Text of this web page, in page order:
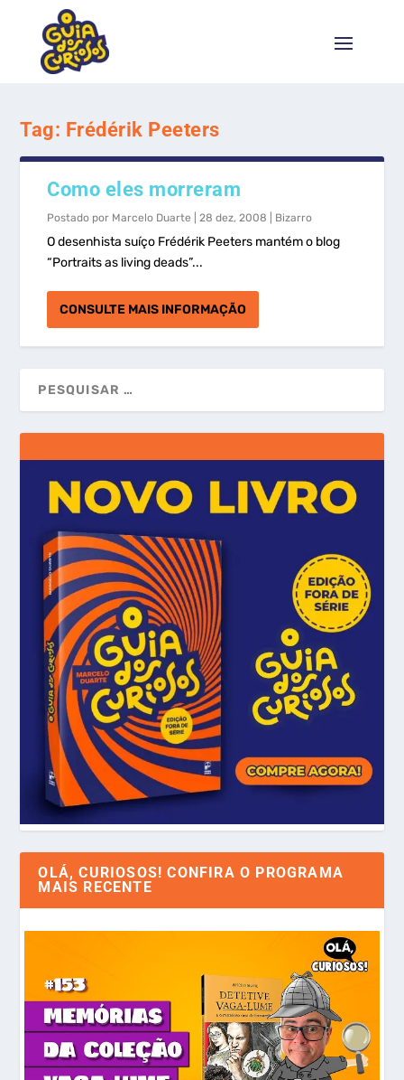
Tag: Frédérik Peeters
Como eles morreram
Postado por Marcelo Duarte |28 dez, 2008 Bizarro
O desenhista suíço Frédérik Peeters mantém o blog
“Portraits as living deads”...
CONSULTE MAIS INFORMAÇÃO
OLÁ, CURIOSOS! CONFIRA O PROGRAMA
MAIS RECENTE